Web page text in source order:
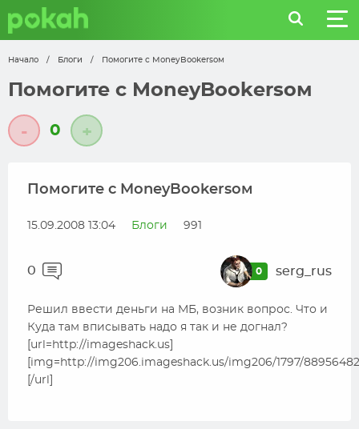
Начало / Блоги / Помогите с MoneyBookеrsом
Помогите с MoneyBookеrsом
- 0 +
Помогите с MoneyBookеrsом
15.09.2008 13:04 Блоги 991
0 0 serg_rus
Решил ввести деньги на МБ, возник вопрос. Что и
Куда там вписывать надо я так и не догнал?
[url=http://imageshack.us]
[img=http://img206.imageshack.us/img206/1797/
[/url]